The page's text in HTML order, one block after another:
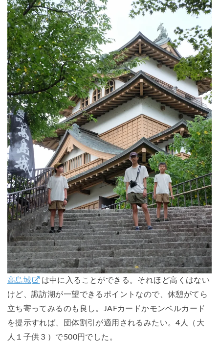
高島城
は中に入ることができる。それほど高くはない
けど、諏訪湖が一望できるポイントなので、休憩がてら
立ち寄ってみるのも良し。JAFカードかモンベルカード
を提示すれば、団体割引が適用されるみたい。4人（大
人１子供３）で500円でした。